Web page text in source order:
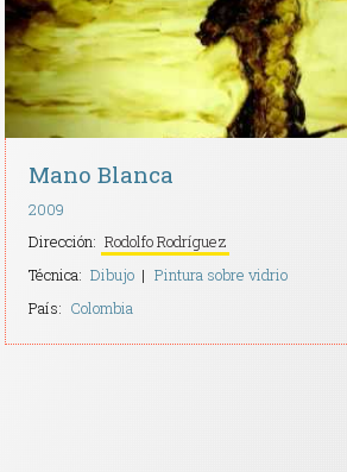
Mano Blanca
2009
Dirección: Rodolfo Rodríguez
Técnica: Dibujo
Pintura sobre vidrio
País: Colombia